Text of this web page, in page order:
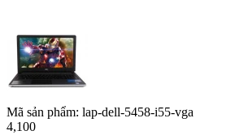
Mã sản phẩm: lap-dell-5458-i55-vga
4,100